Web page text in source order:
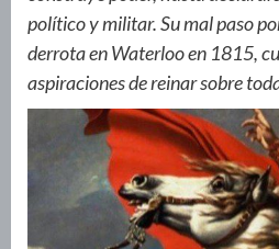
político y militar. Su mal paso
derrota en Waterloo en 1815,
aspiraciones de reinar sobre